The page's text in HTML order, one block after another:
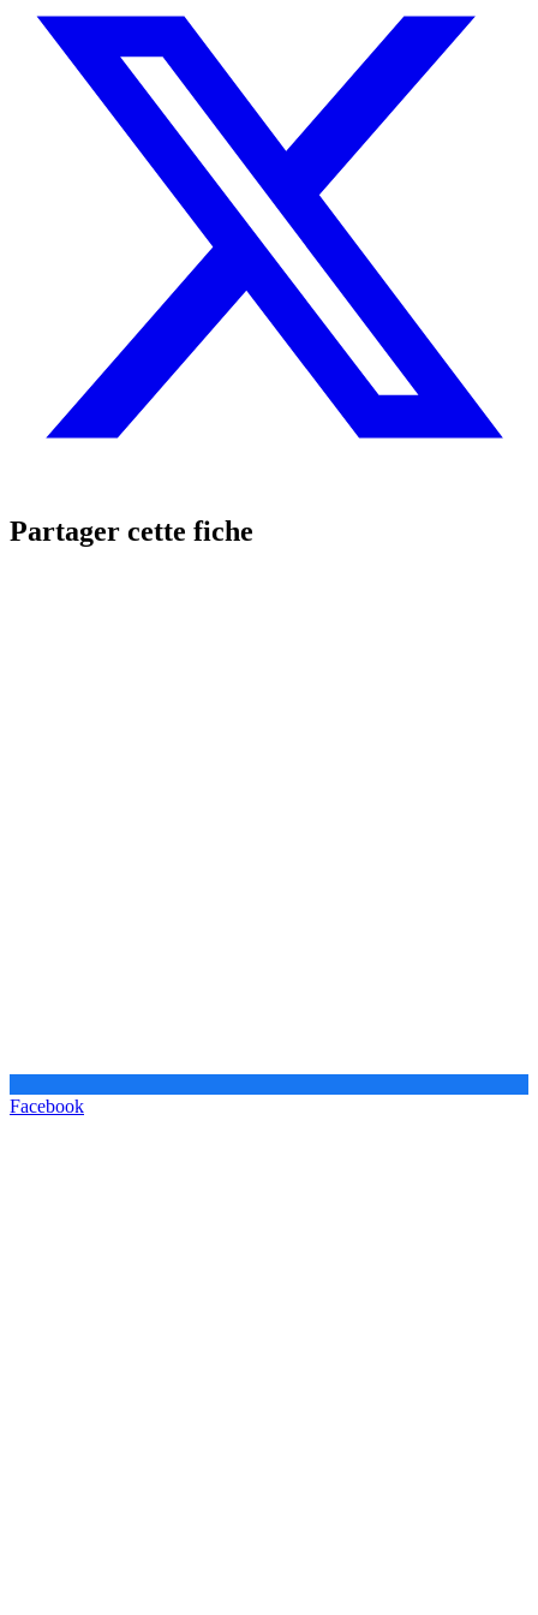
Partager cette fiche
Facebook